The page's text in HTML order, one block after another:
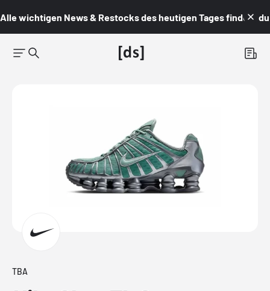
Alle wichtigen News & Restocks des heutigen Tages findest du
TBA